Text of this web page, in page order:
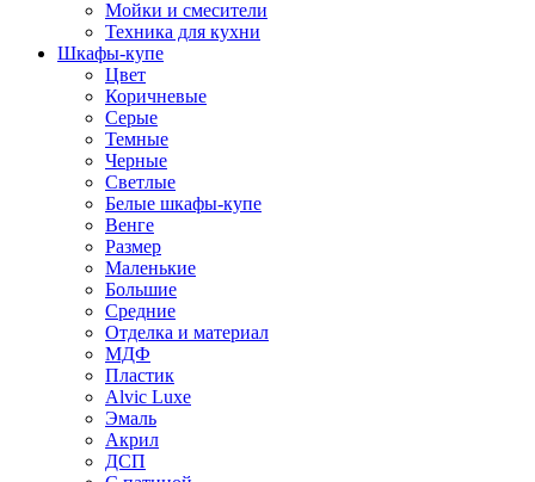
Мойки и смесители
Техника для кухни
Шкафы-купе
Цвет
Коричневые
Серые
Темные
Черные
Светлые
Белые шкафы-купе
Венге
Размер
Маленькие
Большие
Средние
Отделка и материал
МДФ
Пластик
Alvic Luxe
Эмаль
Акрил
ДСП